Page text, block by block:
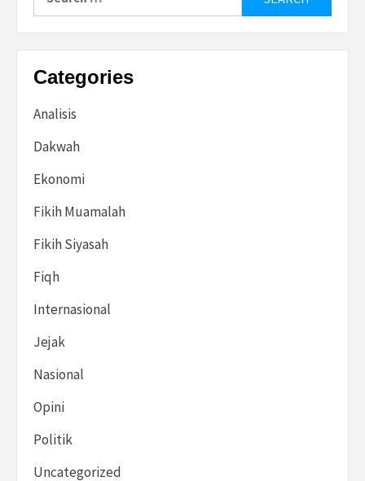
Categories
Analisis
Dakwah
Ekonomi
Fikih Muamalah
Fikih Siyasah
Fiqh
Internasional
Jejak
Nasional
Opini
Politik
Uncategorized